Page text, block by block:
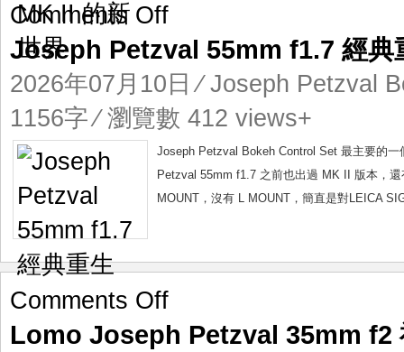
Comments Offon
Petzval
f1.7
經
典
重
Joseph Petzval 55mm f1.7 經典
2026年07月10日 ⁄Joseph Petzval
1156字 ⁄ 瀏覽數 412 views+
Joseph Petzval Bokeh Control Set 最主要的
Petzval 55mm f1.7 之前也出過 MK II 版本，
MOUNT，沒有 L MOUNT，簡直是對LEICA
Comments Offon
Joseph
Lomo Joseph Petzval 35mm f2